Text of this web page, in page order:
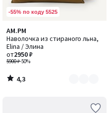
-55% по коду 5525
AM.PM
Наволочка из стираного льна,
Elina / Элина
5900 ₽-50%
от2950 ₽
4,3
/ 5
Количество
цветов:
2
4,3
/